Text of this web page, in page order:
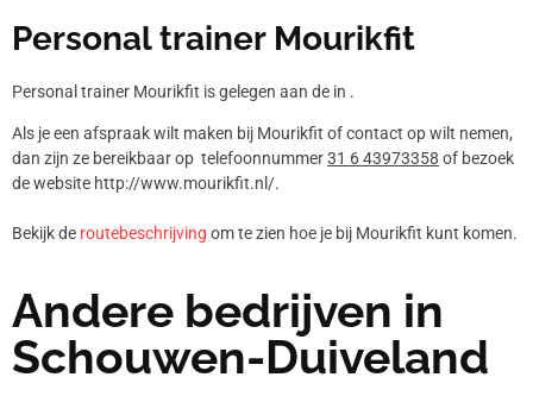
Personal trainer Mourikfit
Personal trainer Mourikfit is gelegen aan de in .
Als je een afspraak wilt maken bij Mourikfit of contact op wilt nemen,
dan zijn ze bereikbaar op telefoonnummer31 6 43973358 of bezoek
de website http://www.mourikfit.nl/.
Bekijk de routebeschrijving om te zien hoe je bij Mourikfit kunt komen.
Andere bedrijven in
Schouwen-Duiveland